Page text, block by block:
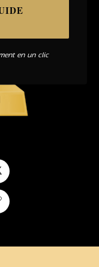
en un clic